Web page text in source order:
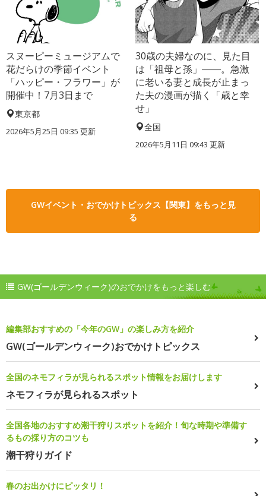
スヌーピーミュージアムで
花だらけの季節イベント
「ハッピー・フラワー」が
開催中！7月3日まで
東京都
2026年5月25日 09:35 更新
30歳の夫婦なのに、見た目
は「祖母と孫」――。急激
に老いる妻と成長が止まっ
た夫の漫画が描く「歳と幸
せ」
全国
2026年5月11日 09:43 更新
GWイベント・おでかけトピックス【関東】をもっと見
る
GW(ゴールデンウィーク)のおでかけをもっと楽しむ
編集部おすすめの「今年のGW」の楽しみ方を紹介
GW(ゴールデンウィーク)おでかけトピックス
全国のネモフィラが見られるスポット情報をお届けします
ネモフィラが見られるスポット
全国各地のおすすめ潮干狩りスポットを紹介！旬な時期や準備す
るもの採り方のコツも
潮干狩りガイド
春のお出かけにピッタリ！